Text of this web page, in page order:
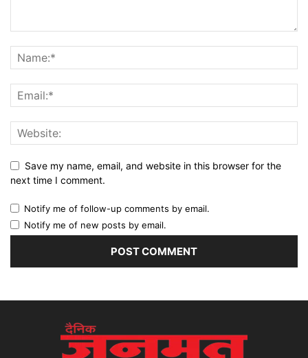
Save my name, email, and website in this browser for the
next time I comment.
Notify me of follow-up comments by email.
Notify me of new posts by email.